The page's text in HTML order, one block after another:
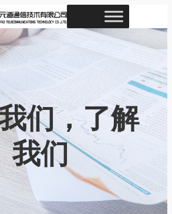
们，了解
我们